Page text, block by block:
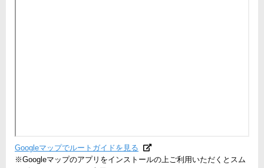
Googleマップでルートガイドを見る
※Googleマップのアプリをインストールの上ご利用いただくとスム